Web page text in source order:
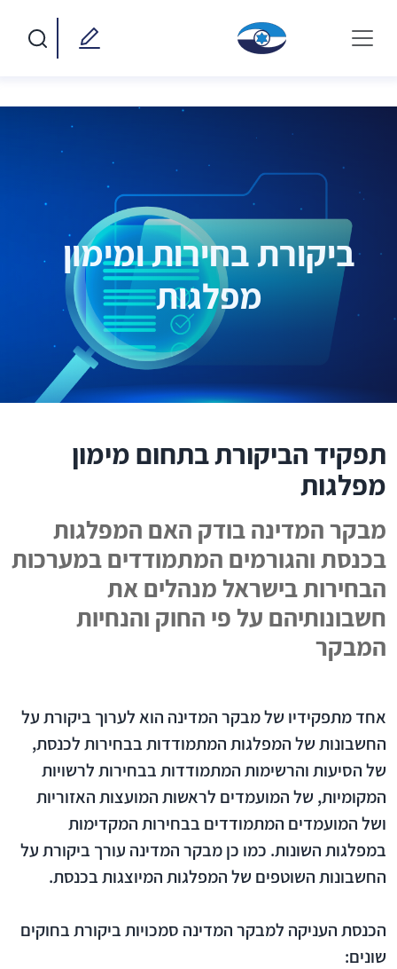
ביקורת בחירות ומימון
מפלגות
תפקיד הביקורת בתחום מימון
מפלגות
מבקר המדינה בודק האם המפלגות
בכנסת והגורמים המתמודדים במערכות
הבחירות בישראל מנהלים את
חשבונותיהם על פי החוק והנחיות
המבקר
אחד מתפקידיו של מבקר המדינה הוא לערוך ביקורת על
החשבונות של המפלגות המתמודדות בבחירות לכנסת,
של הסיעות והרשימות המתמודדות בבחירות לרשויות
המקומיות, של המועמדים לראשות המועצות האזוריות
ושל המועמדים המתמודדים בבחירות המקדימות
במפלגות השונות. כמו כן מבקר המדינה עורך ביקורת על
החשבונות השוטפים של המפלגות המיוצגות בכנסת.
הכנסת העניקה למבקר המדינה סמכויות ביקורת בחוקים
שונים: